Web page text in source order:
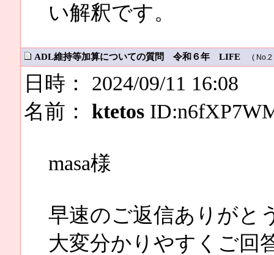
い解釈です。
ADL維持等加算についての質問 令和６年 LIFE ( No.2
日時： 2024/09/11 16:08
名前： ktetos
masa様
早速のご返信ありがと
大変分かりやすくご回